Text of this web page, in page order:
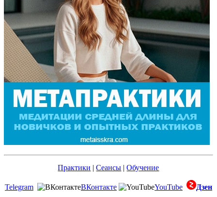
Практики |Сеансы |Обучение
Telegram ВКонтакте YouTube
Дзен